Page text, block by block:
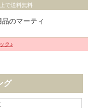
で送料無料
ク♪
グ